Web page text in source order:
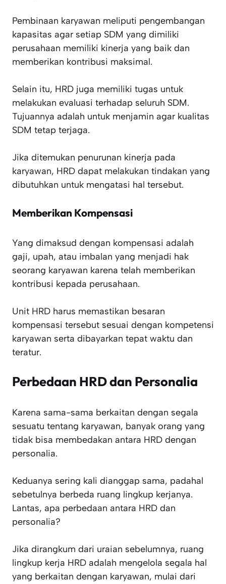
Pembinaan karyawan meliputi pengembangan
kapasitas agar setiap SDM yang dimiliki
perusahaan memiliki kinerja yang baik dan
memberikan kontribusi maksimal.
Selain itu, HRD juga memiliki tugas untuk
melakukan evaluasi terhadap seluruh SDM.
Tujuannya adalah untuk menjamin agar kualitas
SDM tetap terjaga.
Jika ditemukan penurunan kinerja pada
karyawan, HRD dapat melakukan tindakan yang
dibutuhkan untuk mengatasi hal tersebut.
Memberikan Kompensasi
Yang dimaksud dengan kompensasi adalah
gaji, upah, atau imbalan yang menjadi hak
seorang karyawan karena telah memberikan
kontribusi kepada perusahaan.
Unit HRD harus memastikan besaran
kompensasi tersebut sesuai dengan kompetensi
karyawan serta dibayarkan tepat waktu dan
teratur.
Perbedaan HRD dan Personalia
Karena sama-sama berkaitan dengan segala
sesuatu tentang karyawan, banyak orang yang
tidak bisa membedakan antara HRD dengan
personalia.
Keduanya sering kali dianggap sama, padahal
sebetulnya berbeda ruang lingkup kerjanya.
Lantas, apa perbedaan antara HRD dan
personalia?
Jika dirangkum dari uraian sebelumnya, ruang
lingkup kerja HRD adalah mengelola segala hal
yang berkaitan dengan karyawan, mulai dari